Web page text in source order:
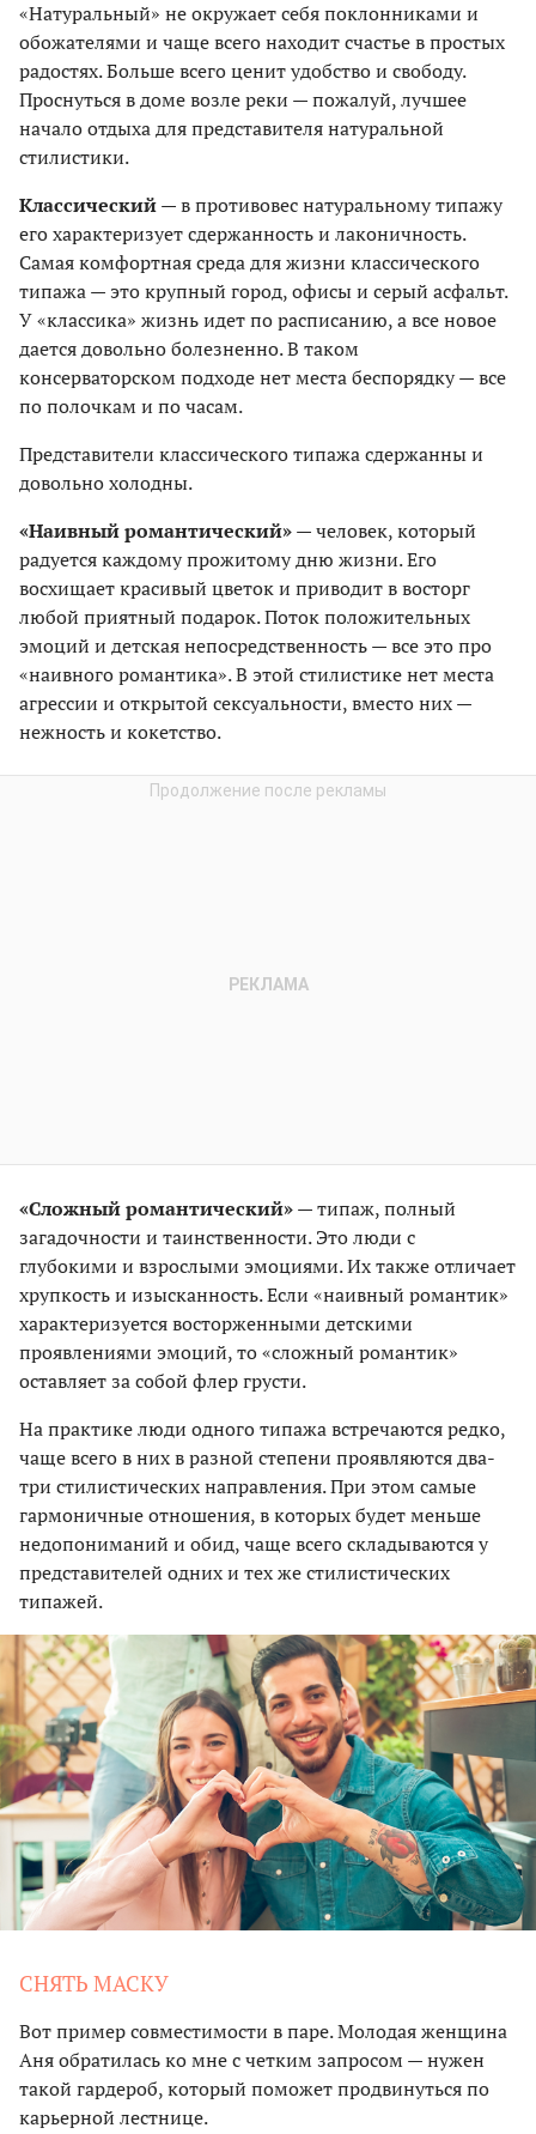
«Натуральный» не окружает себя поклонниками и
обожателями и чаще всего находит счастье в простых
радостях. Больше всего ценит удобство и свободу.
Проснуться в доме возле реки — пожалуй, лучшее
начало отдыха для представителя натуральной
стилистики.
Классический— в противовес натуральному типажу
его характеризует сдержанность и лаконичность.
Самая комфортная среда для жизни классического
типажа — это крупный город, офисы и серый асфальт.
У «классика» жизнь идет по расписанию, а все новое
дается довольно болезненно. В таком
консерваторском подходе нет места беспорядку — все
по полочкам и по часам.
Представители классического типажа сдержанны и
довольно холодны.
«Наивный романтический»— человек, который
радуется каждому прожитому дню жизни. Его
восхищает красивый цветок и приводит в восторг
любой приятный подарок. Поток положительных
эмоций и детская непосредственность — все это про
«наивного романтика». В этой стилистике нет места
агрессии и открытой сексуальности, вместо них —
нежность и кокетство.
«Сложный романтический»— типаж, полный
загадочности и таинственности. Это люди с
глубокими и взрослыми эмоциями. Их также отличает
хрупкость и изысканность. Если «наивный романтик»
характеризуется восторженными детскими
проявлениями эмоций, то «сложный романтик»
оставляет за собой флер грусти.
На практике люди одного типажа встречаются редко,
чаще всего в них в разной степени проявляются два-
три стилистических направления. При этом самые
гармоничные отношения, в которых будет меньше
недопониманий и обид, чаще всего складываются у
представителей одних и тех же стилистических
типажей.
СНЯТЬ МАСКУ
Вот пример совместимости в паре. Молодая женщина
Аня обратилась ко мне с четким запросом — нужен
такой гардероб, который поможет продвинуться по
карьерной лестнице.